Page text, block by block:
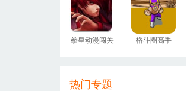
拳皇动漫闯关 格斗圈高手
热门专题